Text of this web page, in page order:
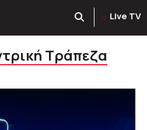
Live TV
Τράπεζα